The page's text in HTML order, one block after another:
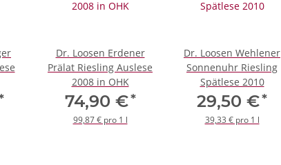
Dr. Loosen Erdener
Prälat Riesling Auslese
2008 in OHK
74,90 €*
99,87 € pro 1 l
Dr. Loosen Wehlener
Sonnenuhr Riesling
Spätlese 2010
29,50 €*
39,33 € pro 1 l